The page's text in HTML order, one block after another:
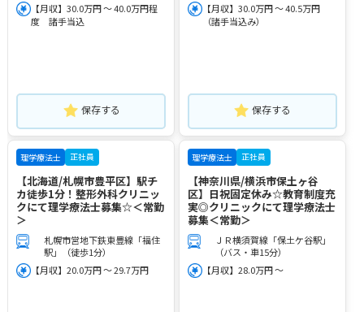
【月収】30.0万円 ～ 40.0万円程
度 諸手当込
保存する
【月収】30.0万円 ～ 40.5万円
（諸手当込み）
保存する
理学療法士 正社員
【北海道/札幌市豊平区】駅チ
カ徒歩1分！整形外科クリニッ
クにて理学療法士募集☆＜常勤
＞
札幌市営地下鉄東豊線「福住
駅」（徒歩1分）
【月収】20.0万円 ～ 29.7万円
理学療法士 正社員
【神奈川県/横浜市保土ヶ谷
区】日祝固定休み☆教育制度充
実◎クリニックにて理学療法士
募集＜常勤＞
ＪＲ横須賀線「保土ケ谷駅」
（バス・車15分）
【月収】28.0万円 ～